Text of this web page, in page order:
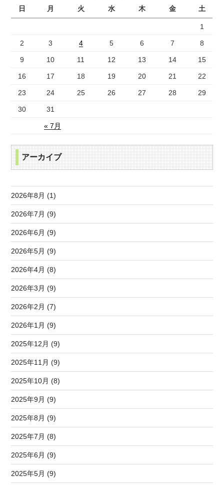
日
月 火 水 木 金 土
« 7月
1
2 3 4 5 6 7 8
9 10 11 12 13 14 15
16 17 18 19 20 21 22
23 24 25 26 27 28 29
30 31
アーカイブ
2026年8月 (1)
2026年7月 (9)
2026年6月 (9)
2026年5月 (9)
2026年4月 (8)
2026年3月 (9)
2026年2月 (7)
2026年1月 (9)
2025年12月 (9)
2025年11月 (9)
2025年10月 (8)
2025年9月 (9)
2025年8月 (9)
2025年7月 (8)
2025年6月 (9)
2025年5月 (9)